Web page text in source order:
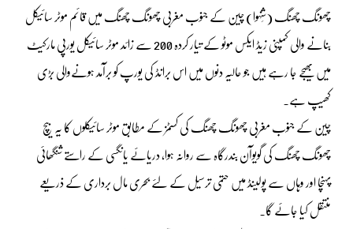
چھونگ چھنگ (شِنہوا) چین کے جنوب مغربی چھونگ چھنگ میں قائم موٹر سائیکل
بنانے والی کمپنی زیڈ ایکس موٹو کے تیار کردہ 200 سے زائد موٹر سائیکل یورپی مارکیٹ
میں بھیجے جا رہے ہیں جو حالیہ دنوں میں اس برانڈ کی یورپ کو برآمد ہونےوالی بڑی
کھیپ ہے۔
چین کے جنوب مغربی چھونگ چھنگ کی کسٹمز کے مطابق موٹر سائیکلوں کا یہ بیچ
چھونگ چھنگ کی گویوآن بندرگاہ سے روانہ ہوا، دریائے یانگسی کے راستے شنگھائی
پہنچا اور وہاں سے پولینڈ میں حتمی ترسیل کے لئے بحری مال برداری کے ذریعے
منتقل کیا جائے گا۔